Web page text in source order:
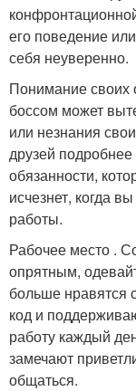
его поведение
себя неуверенно.
Понимание своих
боссом может
или незнания
друзей подробнее
обязанности,
исчезнет, когда
работы.
Рабочее место .
опрятным,
больше нравятся
код и
работу каждый
замечают
общаться.